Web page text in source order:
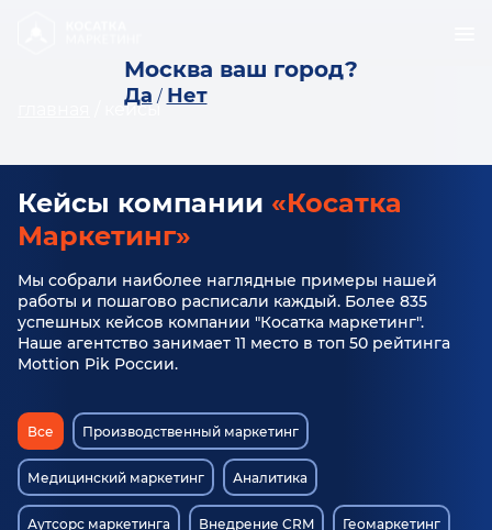
Москва ваш город?
Да / Нет
кейсы
Кейсы компании «Косатка
Маркетинг»
Мы собрали наиболее наглядные примеры нашей
работы и пошагово расписали каждый. Более 835
успешных кейсов компании "Косатка маркетинг".
Наше агентство занимает 11 место в топ 50 рейтинга
Mottion Pik России.
Все Производственный маркетинг
Медицинский маркетинг Аналитика
Аутсорс маркетинга Внедрение CRM Геомаркетинг